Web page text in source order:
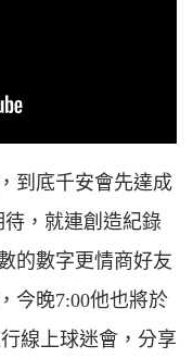
到底千安會先達成
，就連創造紀錄
的數字更情商好友
今晚7:00他也將於
線上球迷會，分享